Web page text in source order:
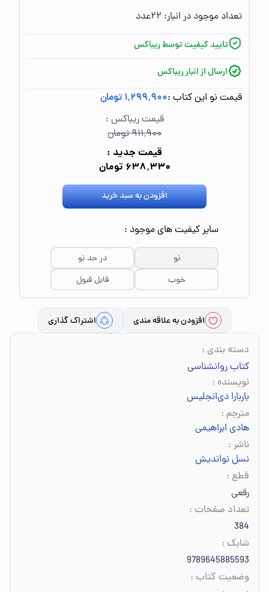
تعداد موجود در انبار:‌ ۲۲عدد
تایید کیفیت توسط ریباکس
ارسال از انبار ریباکس
قیمت نو این کتاب :۱٬۲۹۹٬۹۰۰ تومان
قیمت ریباکس :
۹۱۱٬۹۰۰ تومان
قیمت جدید :
۶۳۸٬۳۳۰ تومان
افزودن به سبد خرید
سایر کیفیت های موجود :
نو
در حد نو
خوب
قابل قبول
افزودن به علاقه مندی اشتراک گذاری
دسته بندی :
کتاب روانشناسی
نویسنده :
باربارا دی‌انجلیس
مترجم :
هادی ابراهیمی
ناشر :
نسل نواندیش
قطع :
رقعی
تعداد صفحات :
384
شابک :
9789645885593
وضعیت کتاب :